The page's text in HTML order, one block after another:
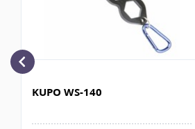
110х90х80 см. Сроки доставки 2-4
рублей. Документы отправляем с
Доставка по Москве, МО и
в течении 2-4х рабочих дней с
KUPO WS-140